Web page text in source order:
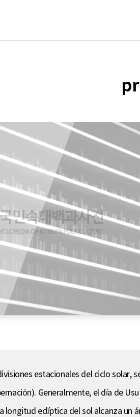
estacionales del ciclo solar,
Generalmente, el día de
longitud eclíptica del sol alcanza un